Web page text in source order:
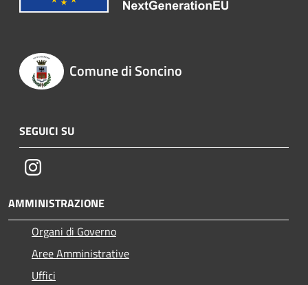
Comune di Soncino
SEGUICI SU
Instagram
AMMINISTRAZIONE
Organi di Governo
Aree Amministrative
Uffici